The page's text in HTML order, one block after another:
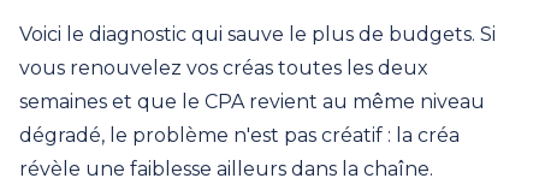
Voici le diagnostic qui sauve le plus de budgets. Si
vous renouvelez vos créas toutes les deux
semaines et que le CPA revient au même niveau
dégradé, le problème n'est pas créatif : la créa
révèle une faiblesse ailleurs dans la chaîne.